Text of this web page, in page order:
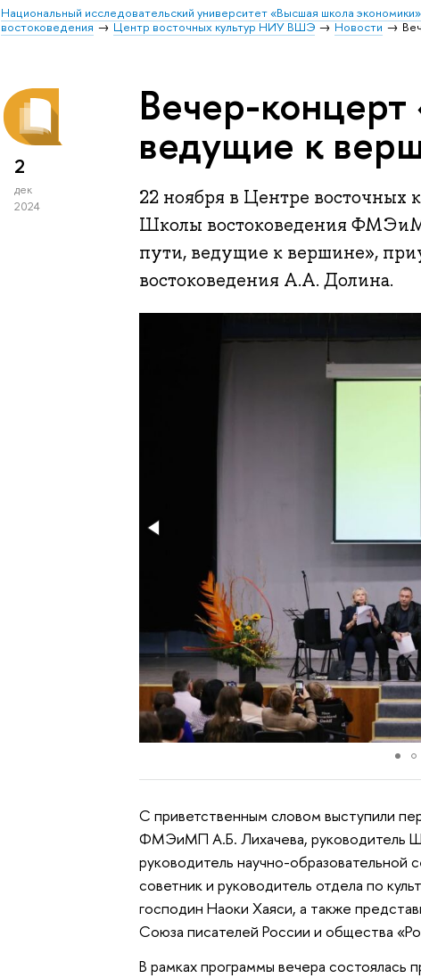
Национальный исследовательский университет «Высшая школа экономики»
востоковедения
Центр восточных культур НИУ ВШЭ Новости
2
дек
2024
Вечер-
ведущие к
22 ноября в Центре
Школы востоковедения
пути, ведущие к вершине»,
востоковедения А.А. Долина.
С приветственным словом выступили
ФМЭиМП А.Б. Лихачева, руководитель
руководитель научно-
советник и руководитель отдела по
господин Наоки Хаяси, а также
Союза писателей России и общества
В рамках программы вечера состоялась